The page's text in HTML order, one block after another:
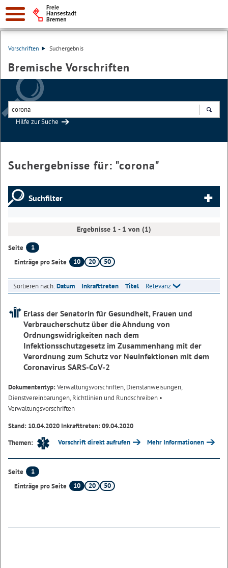
Vorschriften Suchergebnis
Bremische Vorschriften
Hilfe zur Suche
Suchergebnisse für: "corona"
Suchfilter
Ergebnisse 1 - 1 von (1)
Seite
1
Einträge pro Seite
10 20 50
Sortieren nach:Datum Inkrafttreten Titel Relevanz
Erlass der Senatorin für Gesundheit, Frauen und
Verbraucherschutz über die Ahndung von
Ordnungswidrigkeiten nach dem
Infektionsschutzgesetz im Zusammenhang mit der
Verordnung zum Schutz vor Neuinfektionen mit dem
Coronavirus SARS-CoV-2
Dokumententyp:Verwaltungsvorschriften, Dienstanweisungen,
Dienstvereinbarungen, Richtlinien und Rundschreiben •
Verwaltungsvorschriften
Stand: 10.04.2020 Inkrafttreten: 09.04.2020
Themen:
Vorschrift direkt aufrufen Mehr Informationen
Seite
1
Einträge pro Seite
10 20 50